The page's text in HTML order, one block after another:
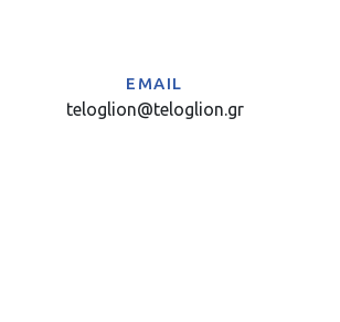
EMAIL
teloglion@teloglion.gr